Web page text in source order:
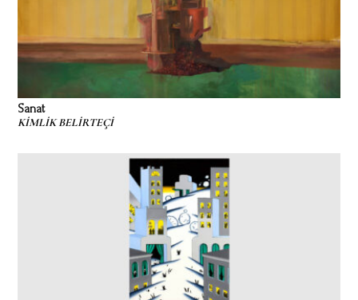
Sanat
KİMLİK BELİRTEÇİ